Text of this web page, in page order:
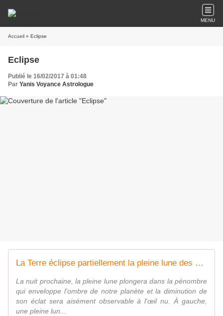
MENU
Accueil » Eclipse
Eclipse
Publié le 16/02/2017 à 01:48
Par Yanis Voyance Astrologue
La Terre éclipse partiellement la pleine lune des neiges
La nuit prochaine, la pleine lune plongera dans la pénombre
qui enveloppe l'ombre de notre planète et la diminution de
son éclat sera aisément observable à l'œil nu. À gauche,
une pleine lun...